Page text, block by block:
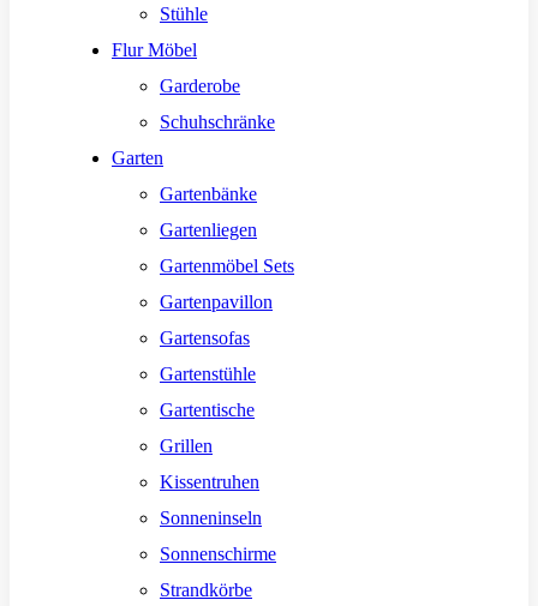
Stühle
Flur Möbel
Garderobe
Schuhschränke
Garten
Gartenbänke
Gartenliegen
Gartenmöbel Sets
Gartenpavillon
Gartensofas
Gartenstühle
Gartentische
Grillen
Kissentruhen
Sonneninseln
Sonnenschirme
Strandkörbe